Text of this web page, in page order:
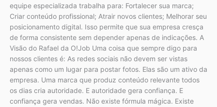
equipe especializada trabalha para: Fortalecer sua marca;
Criar conteúdo profissional; Atrair novos clientes; Melhorar seu
posicionamento digital. Isso permite que sua empresa cresça
de forma consistente sem depender apenas de indicações. A
Visão do Rafael da O!Job Uma coisa que sempre digo para
nossos clientes é: As redes sociais não devem ser vistas
apenas como um lugar para postar fotos. Elas são um ativo da
empresa. Uma marca que produz conteúdo relevante todos
os dias cria autoridade. E autoridade gera confiança. E
confiança gera vendas. Não existe fórmula mágica. Existe